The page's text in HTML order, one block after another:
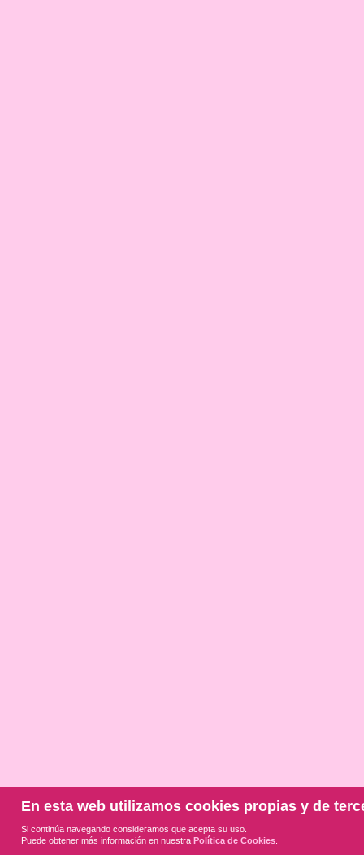
En esta web utilizamos cookies propias y de
Si continúa navegando consideramos que acepta su uso.
Puede obtener más información en nuestraPolítica de Cookies